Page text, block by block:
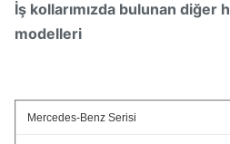
İş kollarımızda bulunan diğer
modelleri
Mercedes-Benz Serisi